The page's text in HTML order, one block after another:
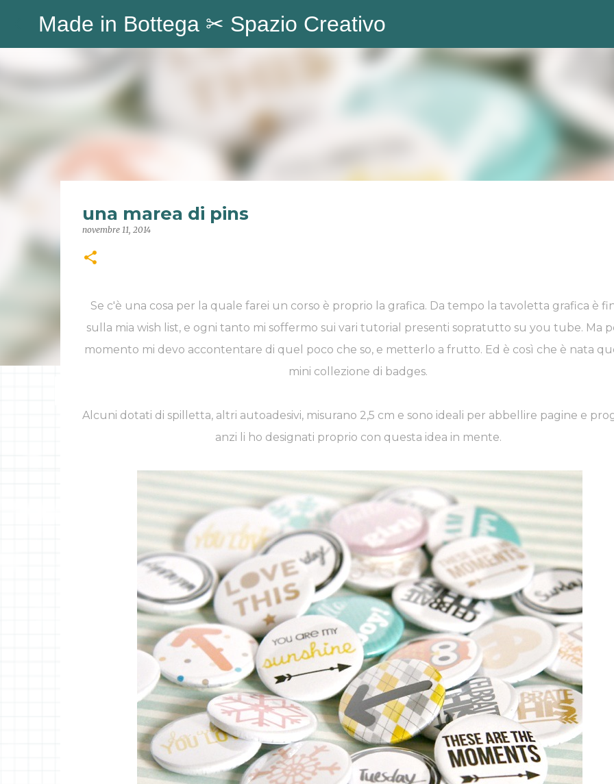
Made in Bottega ✂︎ Spazio Creativo
una marea di pins
novembre 11, 2014
Se c'è una cosa per la quale farei un corso è proprio la grafica. Da tempo la tavoletta grafica è
sulla mia wish list, e ogni tanto mi soffermo sui vari tutorial presenti sopratutto su you tube. Ma
momento mi devo accontentare di quel poco che so, e metterlo a frutto. Ed è così che è nata
mini collezione di badges.
Alcuni dotati di spilletta, altri autoadesivi, misurano 2,5 cm e sono ideali per abbellire pagine e
anzi li ho designati proprio con questa idea in mente.